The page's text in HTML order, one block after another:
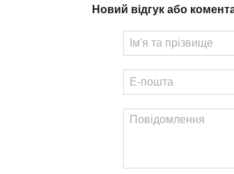
Новий відгук або